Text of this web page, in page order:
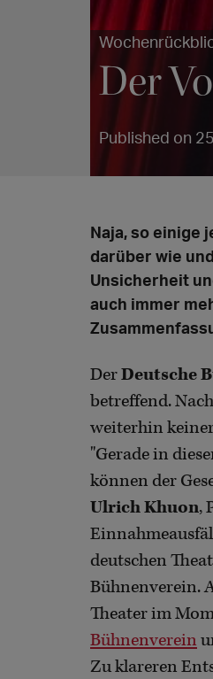
Der
Published on
Naja, so einige
darüber wie
Unsicherheit
auch immer
DerDeutsche
betreffend.
weiterhin
"Gerade in
können der
Ulrich Khuon,
deutschen
Bühnenverein.
Theater im
Bühnenverein
Zu klareren